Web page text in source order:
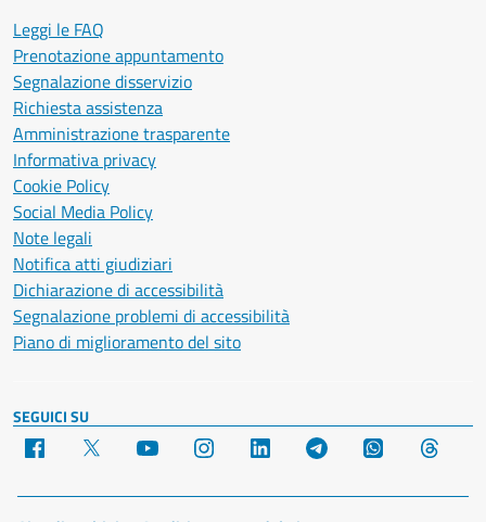
Leggi le FAQ
Prenotazione appuntamento
Segnalazione disservizio
Richiesta assistenza
Amministrazione trasparente
Informativa privacy
Cookie Policy
Social Media Policy
Note legali
Notifica atti giudiziari
Dichiarazione di accessibilità
Segnalazione problemi di accessibilità
Piano di miglioramento del sito
SEGUICI SU
Facebook YouTube Instagram LinkedIn Telegram WhatsApp